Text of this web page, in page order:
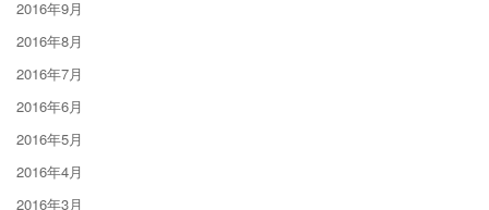
2016年9月
2016年8月
2016年7月
2016年6月
2016年5月
2016年4月
2016年3月